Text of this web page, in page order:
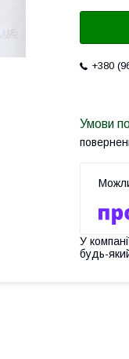
+380
У
будь-